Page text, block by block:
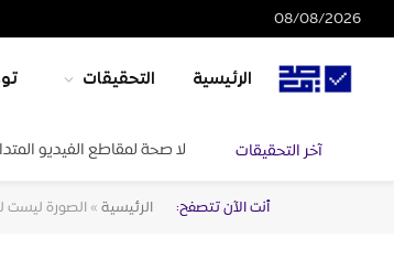
08/08/2026
الرئيسية التحقيقات
آخر التحقيقات لا صحة لمقاطع الفيديو
أنت الآن تتصفح: الرئيسية» الصورة ليست